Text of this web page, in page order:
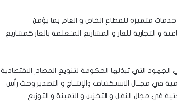
متميزة للقطاع الخاص و العام بما يؤمن
و التجارية للغاز و المشاريع المتعلقة بالغاز كمشاريع
الجهود التي تبذلها الحكومة لتنويع المصادر الاقتصادية
في مجــال الاستكشاف والإنتــاج و التصدير وحث رأس
في مجال النقل و التخزين و التعبئة و التوزيع .